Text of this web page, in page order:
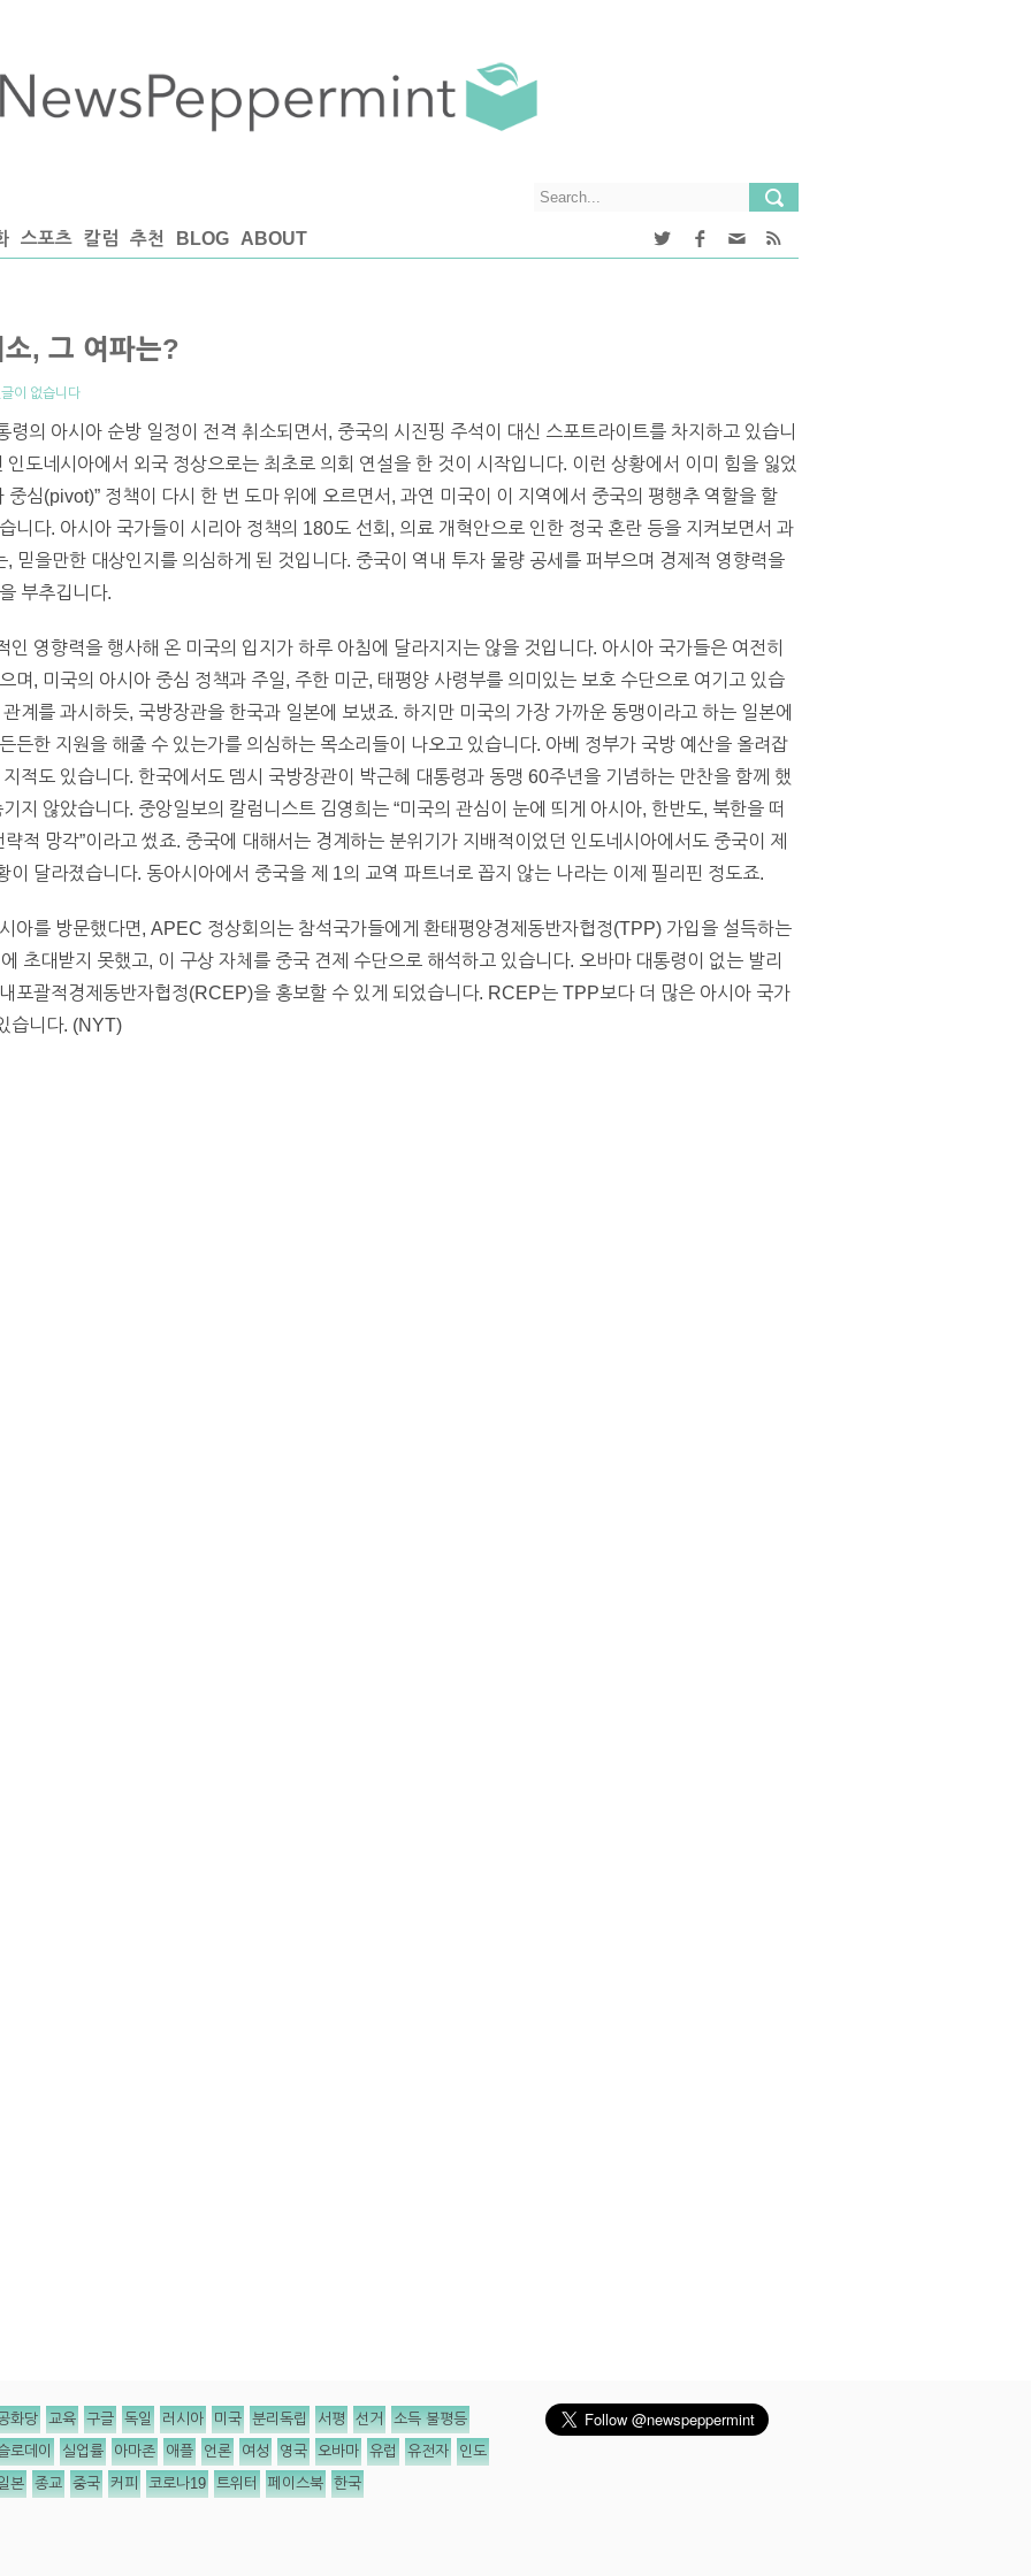
스포츠 칼럼 추천 BLOG ABOUT
, 그 여파는?
이 없습니다
령의 아시아 순방 일정이 전격 취소되면서, 중국의 시진핑 주석이 대신 스포트라이트를 차지하고 있습니
도네시아에서 외국 정상으로는 최초로 의회 연설을 한 것이 시작입니다. 이런 상황에서 이미 힘을 잃었
중심(pivot)” 정책이 다시 한 번 도마 위에 오르면서, 과연 미국이 이 지역에서 중국의 평행추 역할을 할
니다. 아시아 국가들이 시리아 정책의 180도 선회, 의료 개혁안으로 인한 정국 혼란 등을 지켜보면서 과
믿을만한 대상인지를 의심하게 된 것입니다. 중국이 역내 투자 물량 공세를 퍼부으며 경제적 영향력을
부추깁니다.
영향력을 행사해 온 미국의 입지가 하루 아침에 달라지지는 않을 것입니다. 아시아 국가들은 여전히
며, 미국의 아시아 중심 정책과 주일, 주한 미군, 태평양 사령부를 의미있는 보호 수단으로 여기고 있습
계를 과시하듯, 국방장관을 한국과 일본에 보냈죠. 하지만 미국의 가장 가까운 동맹이라고 하는 일본에
든한 지원을 해줄 수 있는가를 의심하는 목소리들이 나오고 있습니다. 아베 정부가 국방 예산을 올려잡
적도 있습니다. 한국에서도 뎀시 국방장관이 박근혜 대통령과 동맹 60주년을 기념하는 만찬을 함께 했
지 않았습니다. 중앙일보의 칼럼니스트 김영희는 “미국의 관심이 눈에 띄게 아시아, 한반도, 북한을 떠
적 망각”이라고 썼죠. 중국에 대해서는 경계하는 분위기가 지배적이었던 인도네시아에서도 중국이 제
이 달라졌습니다. 동아시아에서 중국을 제 1의 교역 파트너로 꼽지 않는 나라는 이제 필리핀 정도죠.
아를 방문했다면, APEC 정상회의는 참석국가들에게 환태평양경제동반자협정(TPP) 가입을 설득하는
초대받지 못했고, 이 구상 자체를 중국 견제 수단으로 해석하고 있습니다. 오바마 대통령이 없는 발리
포괄적경제동반자협정(RCEP)을 홍보할 수 있게 되었습니다. RCEP는 TPP보다 더 많은 아시아 국가
습니다. (NYT)
화당 교육 구글 독일 러시아 미국 분리독립 서평 선거 소득 불평등
로데이 실업률 아마존 애플 언론 여성 영국 오바마 유럽 유전자 인도
본 종교 중국 커피 코로나19 트위터 페이스북 한국